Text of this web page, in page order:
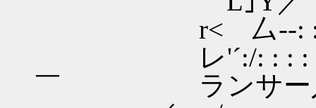
r< 厶-‐: : : : :
レ'´:/: : : : : : :
￣ ランサー